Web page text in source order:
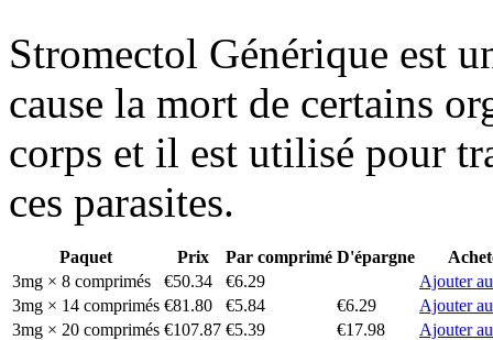
Stromectol Générique est
cause la mort de certains
corps et il est utilisé pour
ces parasites.
Paquet Prix Par comprimé D'épargne
3mg × 8 comprimés
€50.34 €6.29
Ajouter
3mg × 14 comprimés €81.80 €5.84 €6.29
Ajouter
3mg × 20 comprimés €107.87 €5.39 €17.98
Ajouter